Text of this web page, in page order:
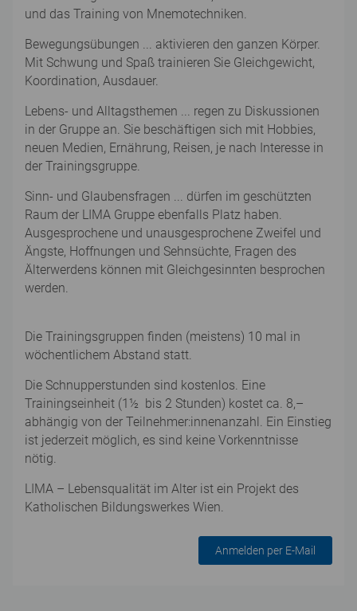
und das Training von Mnemotechniken.
Bewegungsübungen ... aktivieren den ganzen Körper.
Mit Schwung und Spaß trainieren Sie Gleichgewicht,
Koordination, Ausdauer.
Lebens- und Alltagsthemen ... regen zu Diskussionen
in der Gruppe an. Sie beschäftigen sich mit Hobbies,
neuen Medien, Ernährung, Reisen, je nach Interesse in
der Trainingsgruppe.
Sinn- und Glaubensfragen ... dürfen im geschützten
Raum der LIMA Gruppe ebenfalls Platz haben.
Ausgesprochene und unausgesprochene Zweifel und
Ängste, Hoffnungen und Sehnsüchte, Fragen des
Älterwerdens können mit Gleichgesinnten besprochen
werden.
Die Trainingsgruppen finden (meistens) 10 mal in
wöchentlichem Abstand statt.
Die Schnupperstunden sind kostenlos. Eine
Trainingseinheit (1½ bis 2 Stunden) kostet ca. 8,–
abhängig von der Teilnehmer:innenanzahl. Ein Einstieg
ist jederzeit möglich, es sind keine Vorkenntnisse
nötig.
LIMA – Lebensqualität im Alter ist ein Projekt des
Katholischen Bildungswerkes Wien.
Anmelden per E-Mail